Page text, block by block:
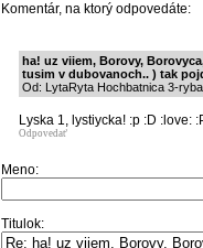
Komentár, na ktorý odpovedáte:
ha! uz viiem, Borovy,
tusim v dubovanoch.. ) tak
Od: LytaRyta Hochbatnica 3-
Lyska 1, lystiycka! :p :D :love:
Odpovedať
Meno:
Titulok: